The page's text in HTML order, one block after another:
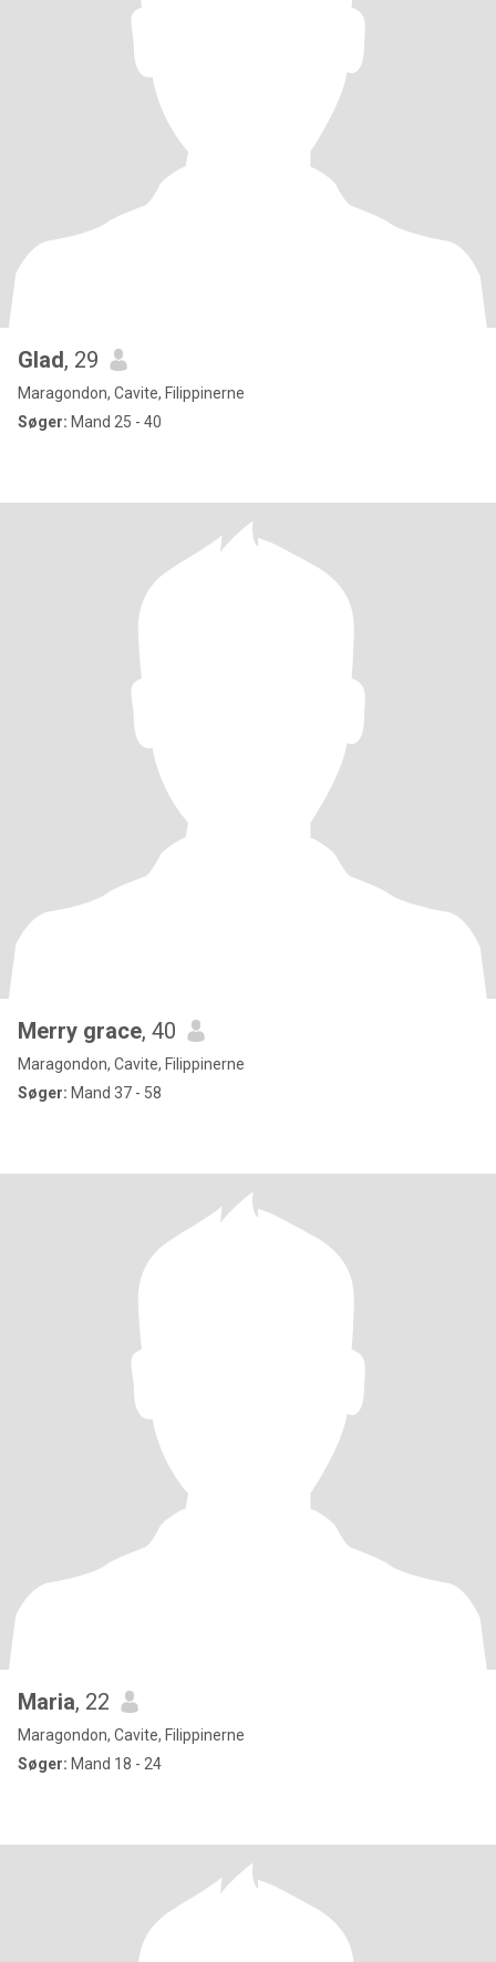
Glad, 29
Maragondon, Cavite, Filippinerne
Søger: Mand 25 - 40
Merry grace, 40
Maragondon, Cavite, Filippinerne
Søger: Mand 37 - 58
Maria, 22
Maragondon, Cavite, Filippinerne
Søger: Mand 18 - 24